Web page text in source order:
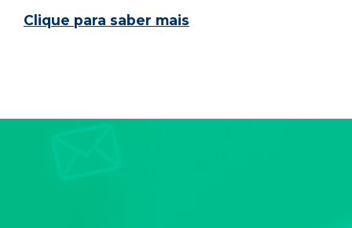
Clique para saber mais